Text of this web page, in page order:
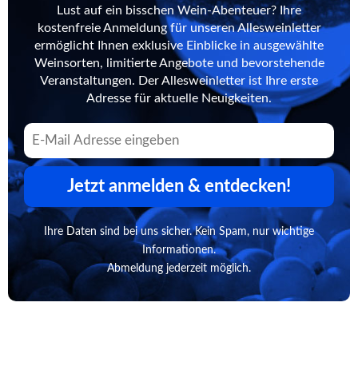
Lust auf ein bisschen Wein-Abenteuer? Ihre
kostenfreie Anmeldung für unseren Allesweinletter
ermöglicht Ihnen exklusive Einblicke in ausgewählte
Weinsorten, limitierte Angebote und bevorstehende
Veranstaltungen. Der Allesweinletter ist Ihre erste
Adresse für aktuelle Neuigkeiten.
Jetzt anmelden & entdecken!
Ihre Daten sind bei uns sicher. Kein Spam, nur wichtige
Informationen.
Abmeldung jederzeit möglich.